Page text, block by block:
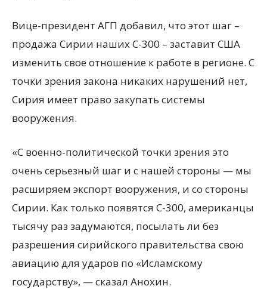
Вице-президент АГП добавил, что этот шаг –
продажа Сирии наших С-300 – заставит США
изменить свое отношение к работе в регионе. С
точки зрения закона никаких нарушений нет,
Сирия имеет право закупать системы
вооружения.
«С военно-политической точки зрения это
очень серьезный шаг и с нашей стороны — мы
расширяем экспорт вооружения, и со стороны
Сирии. Как только появятся С-300, американцы
тысячу раз задумаются, посылать ли без
разрешения сирийского правительства свою
авиацию для ударов по «Исламскому
государству», — сказал Анохин.